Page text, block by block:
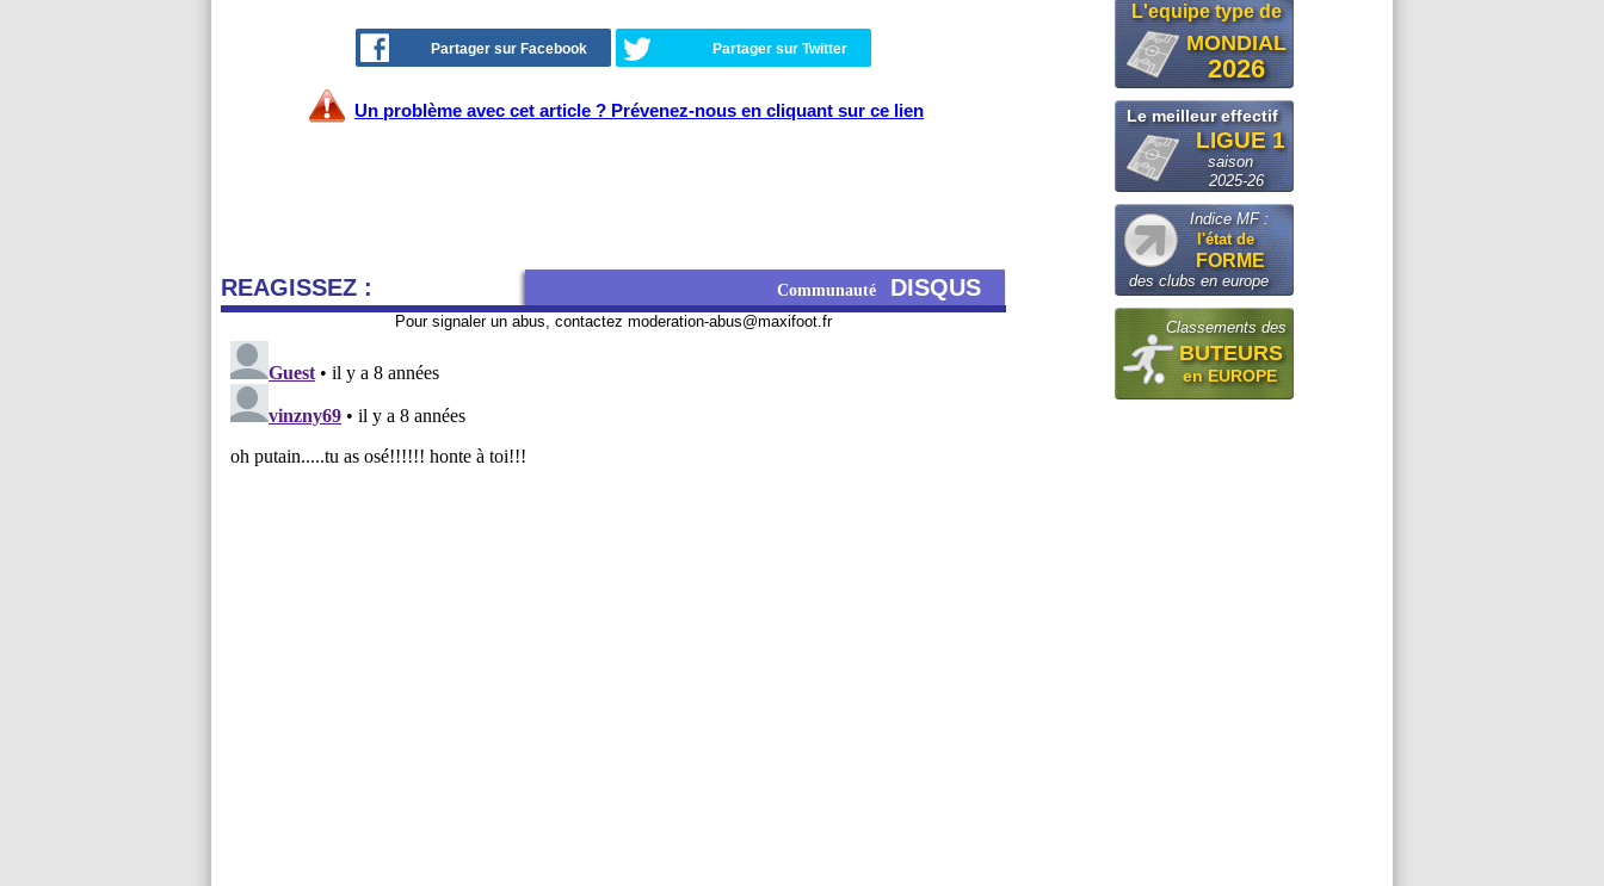
Partager sur Facebook Partager sur Twitter
Un problème avec cet article ? Prévenez-nous en cliquant sur ce lien
REAGISSEZ : Communauté DISQUS
Pour signaler un abus, contactez moderation-abus@maxifoot.fr
L'equipe type de
MONDIAL
2026
Le meilleur effectif
LIGUE 1
saison
2025-26
Indice MF :
l'état de
FORME
des clubs en europe
Classements des
BUTEURS
en EUROPE